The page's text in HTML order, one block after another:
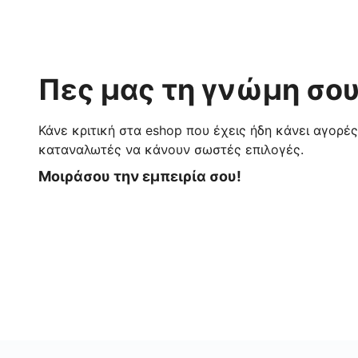
Πες μας τη γνώμη
Κάνε κριτική στα eshop που έχεις ήδη κάνει
καταναλωτές να κάνουν σωστές επιλογές.
Μοιράσου την εμπειρία σου!